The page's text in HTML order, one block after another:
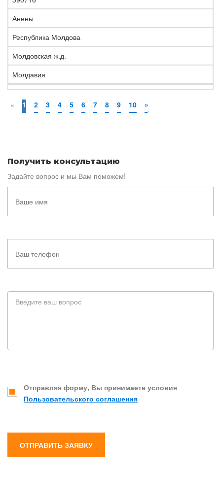
Анены
Республика Молдова
Молдовская ж.д.
Молдавия
« 1 2 3 4 5 6 7 8 9 10 »
Получить консультацию
Задайте вопрос и мы Вам поможем!
Отправляя форму, Вы принимаете условия
Пользовательского соглашения
ОТПРАВИТЬ ЗАЯВКУ